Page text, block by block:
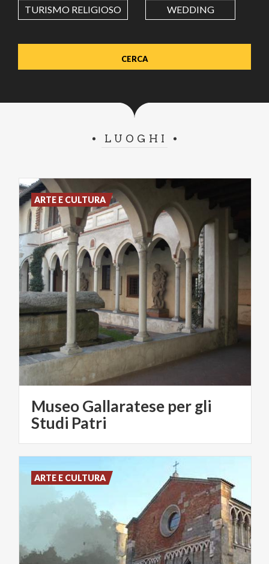
Value in decimal degrees. Use dot (.) as decimal separator.
TURISMO RELIGIOSO WEDDING
LUOGHI
Museo Gallaratese per gli
Studi Patri
ARTE E CULTURA
ARTE E CULTURA